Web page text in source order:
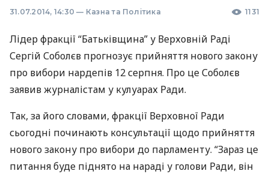
31.07.2014, 14:30 — Казна та Політика 1131
Лідер фракції “Батьківщина” у Верховній Раді
Сергій Соболєв прогнозує прийняття нового закону
про вибори нардепів 12 серпня. Про це Соболєв
заявив журналістам у кулуарах Ради.
Так, за його словами, фракції Верховної Ради
сьогодні починають консультації щодо прийняття
нового закону про вибори до парламенту. “Зараз це
питання буде піднято на нараді у голови Ради, він